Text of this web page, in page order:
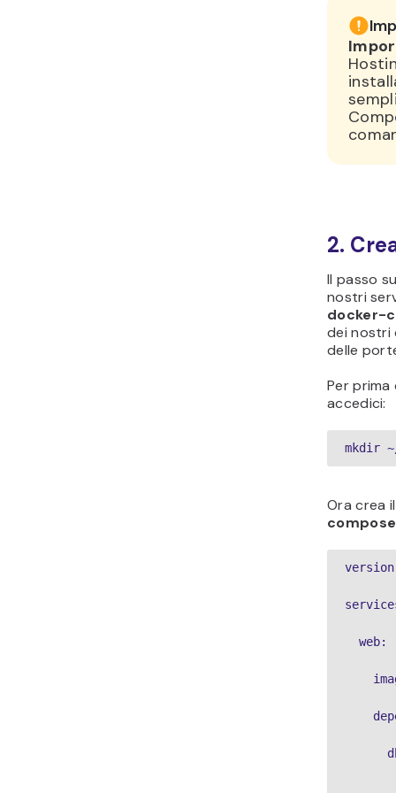
2.
Il passo
nostri
docker-
dei nostri
delle
Per
accedici:
mkdir
Ora crea
  web: